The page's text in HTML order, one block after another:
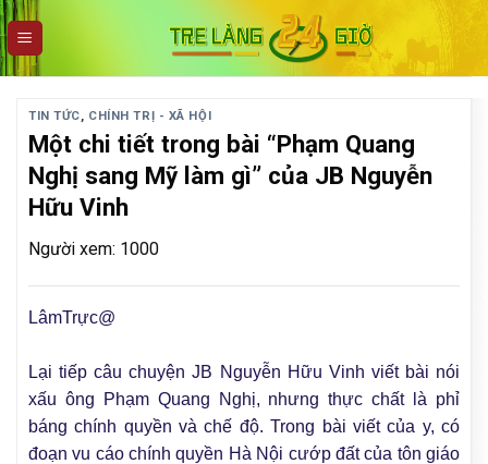
Skip
to
content
TIN TỨC, CHÍNH TRỊ - XÃ HỘI
Một chi tiết trong bài “Phạm Quang
Nghị sang Mỹ làm gì” của JB Nguyễn
Hữu Vinh
Người xem: 1000
LâmTrực@
Lại tiếp câu chuyện JB Nguyễn Hữu Vinh viết bài nói
xấu ông Phạm Quang Nghị, nhưng thực chất là phỉ
báng chính quyền và chế độ. Trong bài viết của y, có
đoạn vu cáo chính quyền Hà Nội cướp đất của tôn giáo